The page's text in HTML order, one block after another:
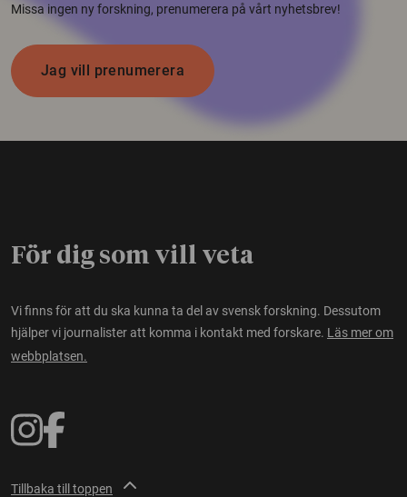
Missa ingen ny forskning, prenumerera på vårt nyhetsbrev!
Jag vill prenumerera
För dig som vill veta
Vi finns för att du ska kunna ta del av svensk forskning. Dessutom
hjälper vi journalister att komma i kontakt med forskare. Läs mer om
webbplatsen.
Tillbaka till toppen